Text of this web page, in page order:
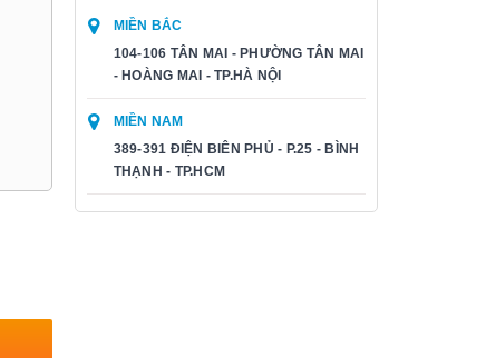
MIỀN BẮC
104-106 TÂN MAI - PHƯỜNG TÂN MAI
- HOÀNG MAI - TP.HÀ NỘI
MIỀN NAM
389-391 ĐIỆN BIÊN PHỦ - P.25 - BÌNH
THẠNH - TP.HCM